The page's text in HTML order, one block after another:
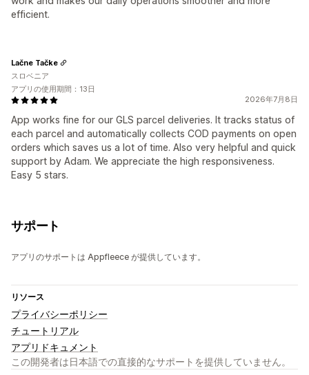
efficient.
2026年7月8日
App works fine for our GLS parcel deliveries. It tracks status of
each parcel and automatically collects COD payments on open
orders which saves us a lot of time. Also very helpful and quick
support by Adam. We appreciate the high responsiveness.
Easy 5 stars.
Lačne Tačke
スロベニア
アプリの使用期間：13日
サポート
アプリのサポートは Appfleece が提供しています。
リソース
プライバシーポリシー
チュートリアル
アプリドキュメント
この開発者は日本語での直接的なサポートを提供していません。